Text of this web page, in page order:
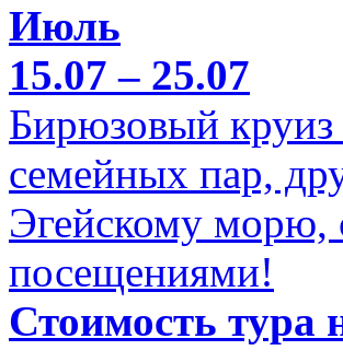
Июль
15.07 – 25.07
Бирюзовый
семейных пар,
Эгейскому морю,
посещениями!
Стоимость тура